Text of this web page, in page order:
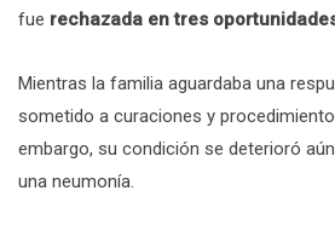
fue rechazada en tres
Mientras la familia aguardaba una
sometido a curaciones y
embargo, su condición se deterioró
una neumonía.